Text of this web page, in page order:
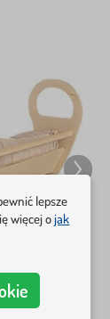
lepsze
więcej ojak